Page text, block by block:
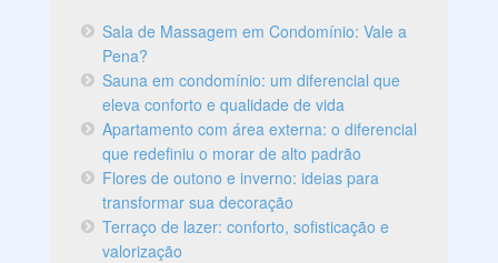
Sala de Massagem em Condomínio: Vale a
Pena?
Sauna em condomínio: um diferencial que
eleva conforto e qualidade de vida
Apartamento com área externa: o diferencial
que redefiniu o morar de alto padrão
Flores de outono e inverno: ideias para
transformar sua decoração
Terraço de lazer: conforto, sofisticação e
valorização